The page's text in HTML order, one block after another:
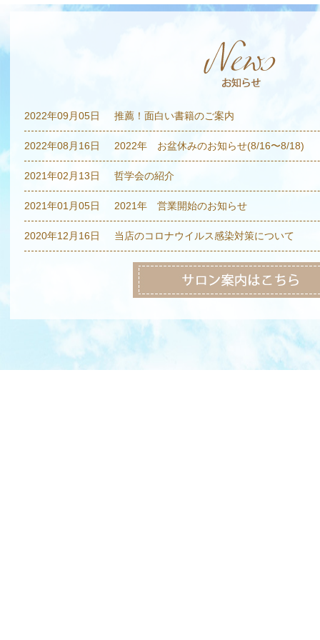
2022年09月05日 推薦！面白い書籍のご案内
2022年08月16日 2022年 お盆休みのお知らせ(8/16〜8/18)
2021年02月13日 哲学会の紹介
2021年01月05日 2021年 営業開始のお知らせ
2020年12月16日 当店のコロナウイルス感染対策について